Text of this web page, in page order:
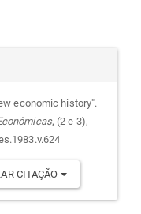
economic history".
, (2 e 3),
CITAÇÃO